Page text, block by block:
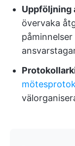
Uppföljning
övervaka